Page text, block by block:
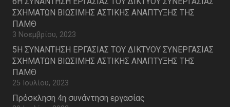
ΣΧΗΜΑΤΩΝ ΒΙΩΣΙΜΗΣ ΑΣΤΙΚΗΣ ΑΝΑΠΤΥΞΗΣ ΤΗΣ
ΠΑΜΘ
3 Νοεμβρίου, 2023
5Η ΣΥΝΑΝΤΗΣΗ ΕΡΓΑΣΙΑΣ ΤΟΥ ΔΙΚΤΥΟΥ ΣΥΝΕΡΓΑΣΙΑΣ
ΣΧΗΜΑΤΩΝ ΒΙΩΣΙΜΗΣ ΑΣΤΙΚΗΣ ΑΝΑΠΤΥΞΗΣ ΤΗΣ
ΠΑΜΘ
25 Ιουλίου, 2023
Πρόσκληση 4η συνάντηση εργασίας